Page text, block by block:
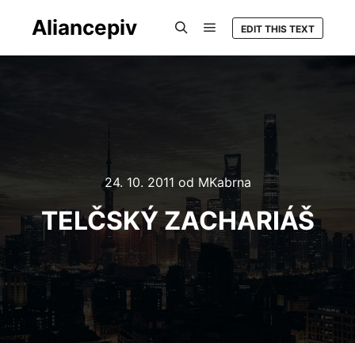
Aliancepiv EDIT THIS TEXT
24. 10. 2011 od MKabrna
TELČSKÝ ZACHARIÁŠ